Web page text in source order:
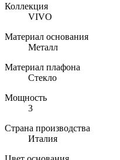
Коллекция
VIVO
Материал основания
Металл
Материал плафона
Стекло
Мощность
3
Страна производства
Италия